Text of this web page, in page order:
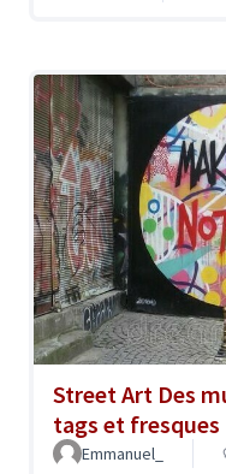
Street Art Des
tags et fresques
Emmanuel_